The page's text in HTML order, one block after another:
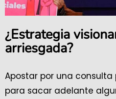
¿Estrategia
arriesgada?
Apostar por una
para sacar adelante